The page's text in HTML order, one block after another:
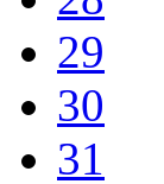
29
30
31